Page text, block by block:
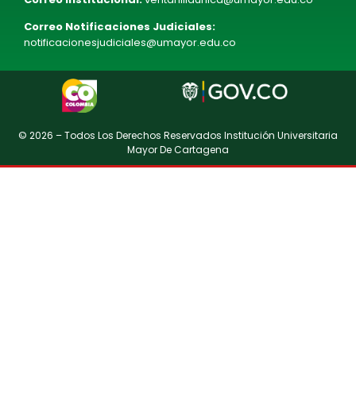
Correo Notificaciones Judiciales:
notificacionesjudiciales@umayor.edu.co
© 2026 – Todos Los Derechos Reservados Institución Universitaria
Mayor De Cartagena